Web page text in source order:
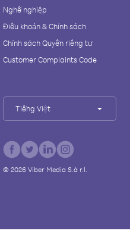
Nghề nghiệp
Điều khoản & Chính sách
Chính sách Quyền riêng tư
Customer Complaints Code
Tiếng Việt
© 2026Viber Media S.à r.l.